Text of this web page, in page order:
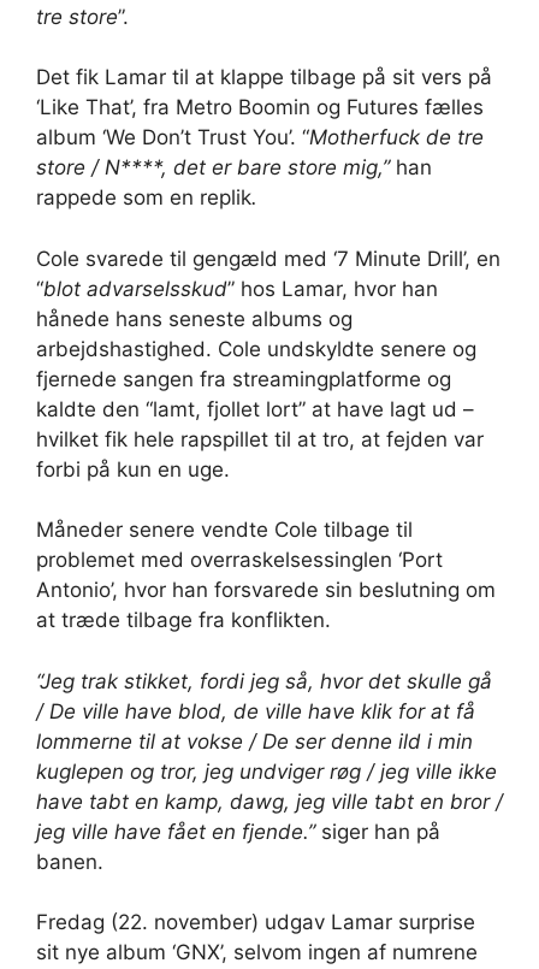
tre store”.
Det fik Lamar til at klappe tilbage på sit vers på
‘Like That’, fra Metro Boomin og Futures fælles
album ‘We Don’t Trust You’. “Motherfuck de tre
store / N****, det er bare store mig,” han
rappede som en replik.
Cole svarede til gengæld med ‘7 Minute Drill’, en
“blot advarselsskud” hos Lamar, hvor han
hånede hans seneste albums og
arbejdshastighed. Cole undskyldte senere og
fjernede sangen fra streamingplatforme og
kaldte den “lamt, fjollet lort” at have lagt ud –
hvilket fik hele rapspillet til at tro, at fejden var
forbi på kun en uge.
Måneder senere vendte Cole tilbage til
problemet med overraskelsessinglen ‘Port
Antonio’, hvor han forsvarede sin beslutning om
at træde tilbage fra konflikten.
“Jeg trak stikket, fordi jeg så, hvor det skulle gå
/ De ville have blod, de ville have klik for at få
lommerne til at vokse / De ser denne ild i min
kuglepen og tror, ​​jeg undviger røg / jeg ville ikke
have tabt en kamp, ​​dawg, jeg ville tabt en bror /
jeg ville have fået en fjende.” siger han på
banen.
Fredag ​​(22. november) udgav Lamar surprise
sit nye album ‘GNX’, selvom ingen af ​​numrene